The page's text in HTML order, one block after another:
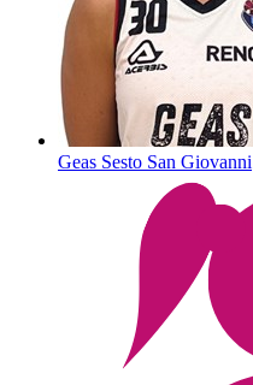
Geas Sesto San Giovanni